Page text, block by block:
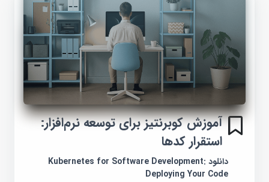
آموزش کوبرنتیز برای توسعه نرم‌افزار:
استقرار کدها
دانلود Kubernetes for Software Development:
Deploying Your Code